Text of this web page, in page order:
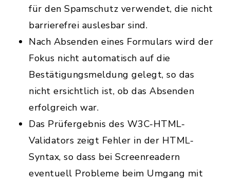
für den Spamschutz verwendet, die nicht
barrierefrei auslesbar sind.
Nach Absenden eines Formulars wird der
Fokus nicht automatisch auf die
Bestätigungsmeldung gelegt, so das
nicht ersichtlich ist, ob das Absenden
erfolgreich war.
Das Prüfergebnis des W3C-HTML-
Validators zeigt Fehler in der HTML-
Syntax, so dass bei Screenreadern
eventuell Probleme beim Umgang mit